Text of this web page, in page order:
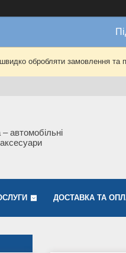
обробляти замовлення та
автомобільні
ДОСТАВКА ТА